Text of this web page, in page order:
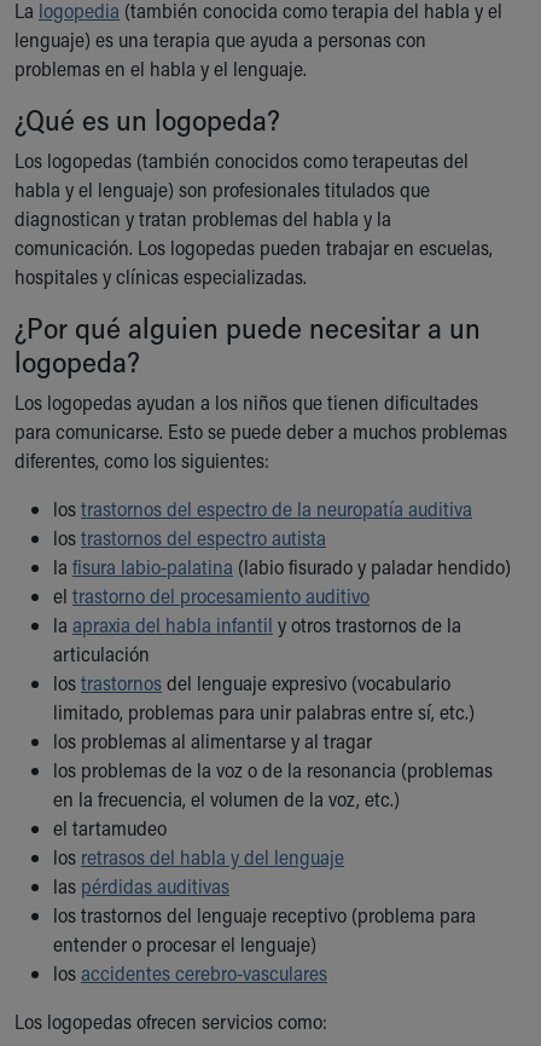
Ronald McDonald House Care Mobile
Health Centers
Symptom Checker
Price Estimates
Family Supports
Sports Health Services Provider for Akron Zips
New Parents
Find a Pediatrics Location
Find a Pediatrician
Make an Appointment
Breastfeeding Medicine
Child Passenger Safety
Safe Sleep for Babies
Safe Sleep
About Akron Children's Pediatrics
Who We Are
Building a Brighter Future
Our Mission, Vision, Promise
Calendar of Events
Community Mission
Connect With Us
Our Culture of Caring
Newsroom
Our Leadership
Quality and Patient Safety
Unity and Engagement
Women's Board
Our History
More childhood, please.™
Cincinnati Children's
Your Visit
MyChart Telehealth Visits
Doggie Brigade
La logopedia (también conocida como terapia del habla y el
lenguaje) es una terapia que ayuda a personas con
problemas en el habla y el lenguaje.
¿Qué es un logopeda?
Los logopedas (también conocidos como terapeutas del
habla y el lenguaje) son profesionales titulados que
diagnostican y tratan problemas del habla y la
comunicación. Los logopedas pueden trabajar en escuelas,
hospitales y clínicas especializadas.
¿Por qué alguien puede necesitar a un
logopeda?
Los logopedas ayudan a los niños que tienen dificultades
para comunicarse. Esto se puede deber a muchos problemas
diferentes, como los siguientes:
lostrastornos del espectro de la neuropatía auditiva
lostrastornos del espectro autista
la fisura labio-palatina (labio fisurado y paladar hendido)
el trastorno del procesamiento auditivo
la apraxia del habla infantil y otros trastornos de la
articulación
lostrastornosdel lenguaje expresivo (vocabulario
limitado, problemas para unir palabras entre sí, etc.)
los problemas al alimentarse y al tragar
los problemas de la voz o de la resonancia (problemas
en la frecuencia, el volumen de la voz, etc.)
el tartamudeo
los retrasos del habla y del lenguaje
las pérdidas auditivas
los trastornos del lenguaje receptivo (problema para
entender o procesar el lenguaje)
losaccidentes cerebro-vasculares
Los logopedas ofrecen servicios como: